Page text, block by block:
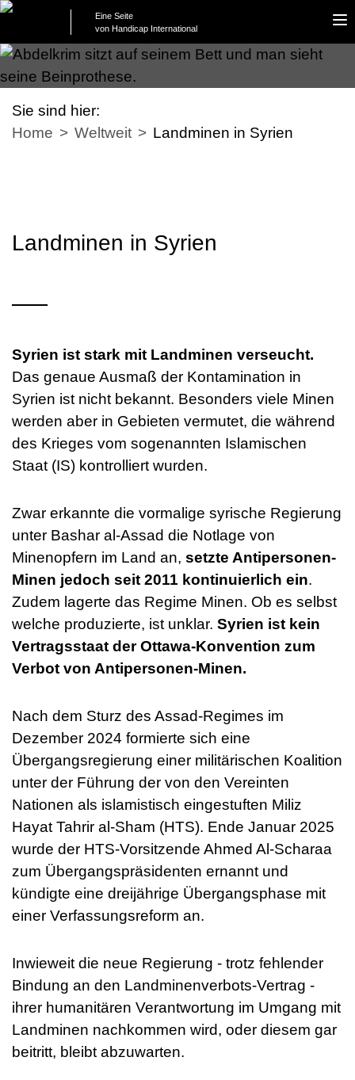
Eine Seite
von Handicap International
Sie sind hier:
Home
Weltweit Landminen in Syrien
Landminen in Syrien
Syrien ist stark mit Landminen verseucht.
Das genaue Ausmaß der Kontamination in
Syrien ist nicht bekannt. Besonders viele Minen
werden aber in Gebieten vermutet, die während
des Krieges vom sogenannten Islamischen
Staat (IS) kontrolliert wurden.
Zwar erkannte die vormalige syrische Regierung
unter Bashar al-Assad die Notlage von
Minenopfern im Land an, setzte Antipersonen-
Minen jedoch seit 2011 kontinuierlich ein.
Zudem lagerte das Regime Minen. Ob es selbst
welche produzierte, ist unklar. Syrien ist kein
Vertragsstaat der Ottawa-Konvention zum
Verbot von Antipersonen-Minen.
Nach dem Sturz des Assad-Regimes im
Dezember 2024 formierte sich eine
Übergangsregierung einer militärischen Koalition
unter der Führung der von den Vereinten
Nationen als islamistisch eingestuften Miliz
Hayat Tahrir al-Sham (HTS). Ende Januar 2025
wurde der HTS-Vorsitzende Ahmed Al-Scharaa
zum Übergangspräsidenten ernannt und
kündigte eine dreijährige Übergangsphase mit
einer Verfassungsreform an.
Inwieweit die neue Regierung - trotz fehlender
Bindung an den Landminenverbots-Vertrag -
ihrer humanitären Verantwortung im Umgang mit
Landminen nachkommen wird, oder diesem gar
beitritt, bleibt abzuwarten.